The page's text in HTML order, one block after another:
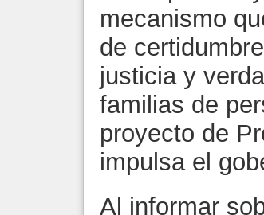
mecanismo
de
justicia y
familias de
proyecto de
impulsa el
Al informar